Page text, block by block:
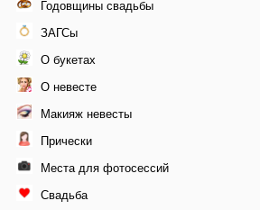
Годовщины свадьбы
ЗАГСы
О букетах
О невесте
Макияж невесты
Прически
Места для фотосессий
Свадьба